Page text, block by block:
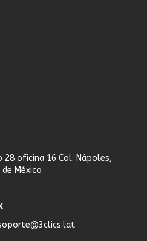
28 oficina 16 Col. Nápoles,
México